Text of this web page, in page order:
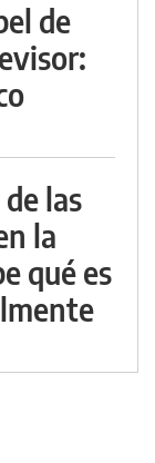
de
las
la
qué es